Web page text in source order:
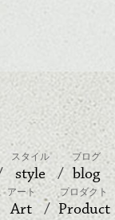
スタイル
style
ブログ
blog
アート
Art
プロダクト
Product